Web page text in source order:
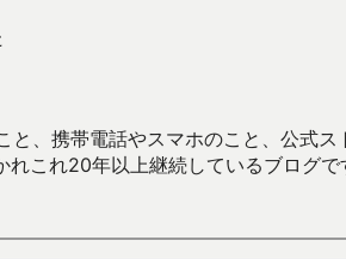
、携帯電話やスマホのこと、公式
れこれ20年以上継続しているブロ